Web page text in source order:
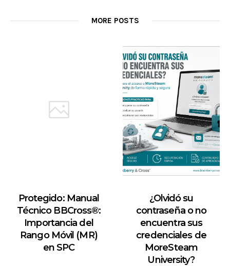
MORE POSTS
Protegido: Manual
Técnico BBCross®:
Importancia del
Rango Móvil (MR)
en SPC
¿Olvidó su
contraseña o no
encuentra sus
credenciales de
MoreSteam
University?